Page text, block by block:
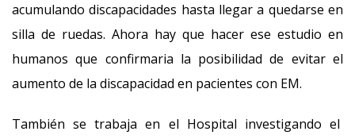
acumulando discapacidades hasta llegar a quedarse en
silla de ruedas. Ahora hay que hacer ese estudio en
humanos que confirmaria la posibilidad de evitar el
aumento de la discapacidad en pacientes con EM.
También se trabaja en el Hospital investigando el